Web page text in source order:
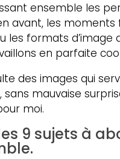
ensemble les
avant, les moments
les formats d’image
en parfaite
des images qui
sans mauvaise
moi.
9 sujets à